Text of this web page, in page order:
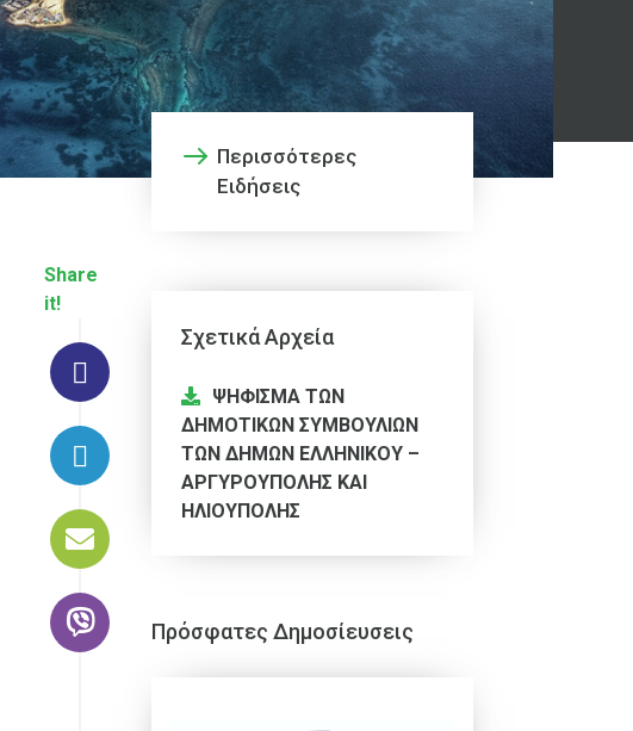
Share
it!
Περισσότερες
Ειδήσεις
Σχετικά Αρχεία
ΨΗΦΙΣΜΑ ΤΩΝ
ΔΗΜΟΤΙΚΩΝ ΣΥΜΒΟΥΛΙΩΝ
ΤΩΝ ΔΗΜΩΝ ΕΛΛΗΝΙΚΟΥ –
ΑΡΓΥΡΟΥΠΟΛΗΣ ΚΑΙ
ΗΛΙΟΥΠΟΛΗΣ
Πρόσφατες Δημοσίευσεις